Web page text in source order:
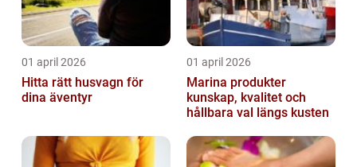
01 april 2026
Hitta rätt husvagn för
dina äventyr
01 april 2026
Marina produkter
kunskap, kvalitet och
hållbara val längs kusten